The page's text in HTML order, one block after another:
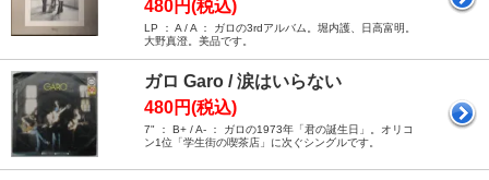
480円(税込)
LP ： A / A ： ガロの3rdアルバム。堀内護、日高富明。
大野真澄。美品です。
ガロ Garo / 涙はいらない
480円(税込)
7" ： B+ / A- ： ガロの1973年「君の誕生日」。オリコ
ン1位「学生街の喫茶店」に次ぐシングルです。